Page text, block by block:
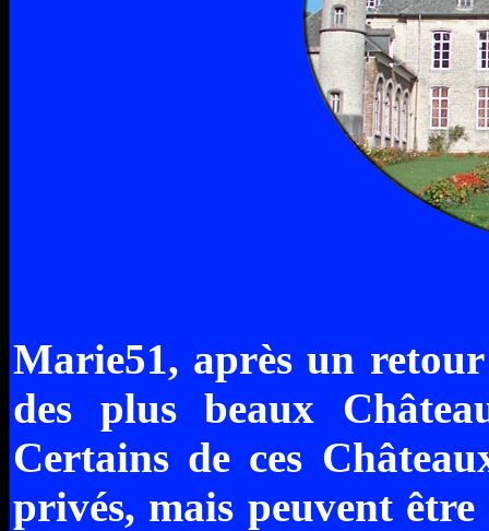
Marie51, après un
des plus beaux
Certains de ces
privés, mais peuvent